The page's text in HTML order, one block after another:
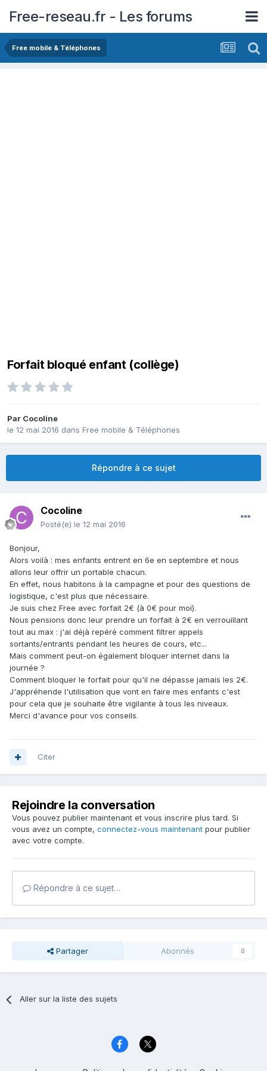
Free-reseau.fr - Les forums
Free mobile & Téléphones
Forfait bloqué enfant (collège)
Par Cocoline
le 12 mai 2016 dans Free mobile & Téléphones
Répondre à ce sujet
Cocoline
Posté(e) le 12 mai 2016
Bonjour,
Alors voilà : mes enfants entrent en 6e en septembre et nous
allons leur offrir un portable chacun.
En effet, nous habitons à la campagne et pour des questions de
logistique, c'est plus que nécessaire.
Je suis chez Free avec forfait 2€ (à 0€ pour moi).
Nous pensions donc leur prendre un forfait à 2€ en verrouillant
tout au max : j'ai déjà repéré comment filtrer appels
sortants/entrants pendant les heures de cours, etc...
Mais comment peut-on également bloquer internet dans la
journée ?
Comment bloquer le forfait pour qu'il ne dépasse jamais les 2€.
J'appréhende l'utilisation que vont en faire mes enfants c'est
pour cela que je souhaite être vigilante à tous les niveaux.
Merci d'avance pour vos conseils.
Citer
Rejoindre la conversation
Vous pouvez publier maintenant et vous inscrire plus tard. Si
vous avez un compte, connectez-vous maintenant pour publier
avec votre compte.
Répondre à ce sujet…
Partager Abonnés 0
Aller sur la liste des sujets